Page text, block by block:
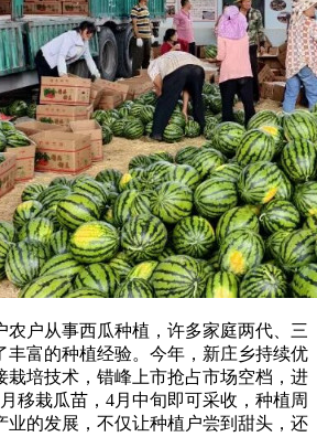
农户从事西瓜种植，许多家庭两代、三
丰富的种植经验。今年，新庄乡持续优
栽培技术，错峰上市抢占市场空档，进
移栽瓜苗，4月中旬即可采收，种植周
业的发展，不仅让种植户尝到甜头，还